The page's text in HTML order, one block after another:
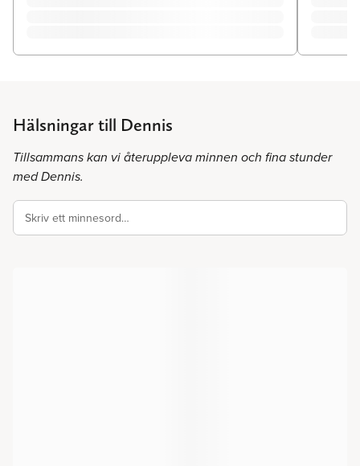
Hälsningar till Dennis
Tillsammans kan vi återuppleva minnen och fina stunder
med Dennis.
Skriv ett minnesord…